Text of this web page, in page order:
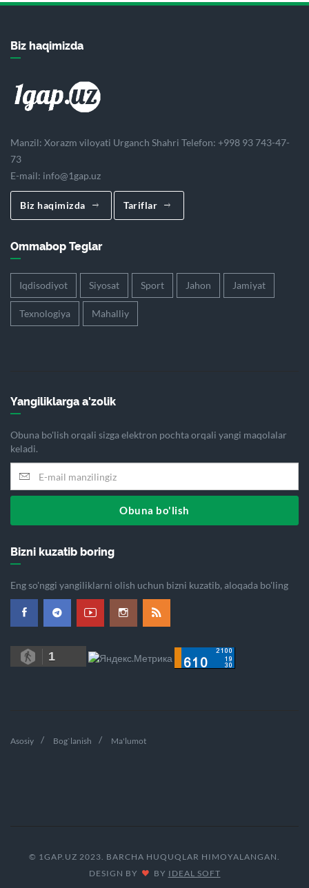
Biz haqimizda
Manzil: Xorazm viloyati Urganch Shahri Telefon: +998 93 743-47-
73
E-mail: info@1gap.uz
Biz haqimizda Tariflar
Ommabop Teglar
Iqdisodiyot Siyosat Sport Jahon Jamiyat
Texnologiya Mahalliy
Yangiliklarga a'zolik
Obuna bo'lish orqali sizga elektron pochta orqali yangi maqolalar
keladi.
Obuna bo'lish
Bizni kuzatib boring
Eng so'nggi yangiliklarni olish uchun bizni kuzatib, aloqada bo'ling
1
Asosiy Bog`lanish Ma'lumot
© 1GAP.UZ 2023. BARCHA HUQUQLAR HIMOYALANGAN.
DESIGN BY
BY IDEAL SOFT